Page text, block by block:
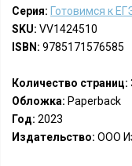
Серия: Готовимся к
SKU: VV1424510
ISBN: 9785171576585
Количество страниц:
Обложка: Paperback
Год: 2023
Издательство: ООО